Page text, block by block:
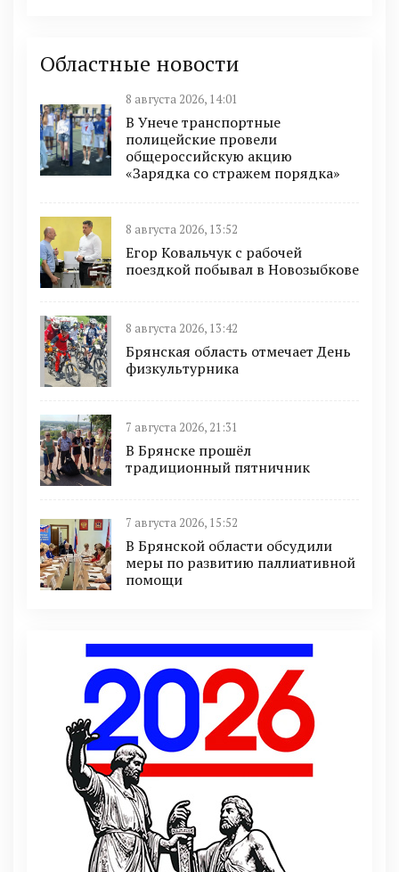
Областные новости
8 августа 2026, 14:01
В Унече транспортные
полицейские провели
общероссийскую акцию
«Зарядка со стражем порядка»
8 августа 2026, 13:52
Егор Ковальчук с рабочей
поездкой побывал в Новозыбкове
8 августа 2026, 13:42
Брянская область отмечает День
физкультурника
7 августа 2026, 21:31
В Брянске прошёл
традиционный пятничник
7 августа 2026, 15:52
В Брянской области обсудили
меры по развитию паллиативной
помощи